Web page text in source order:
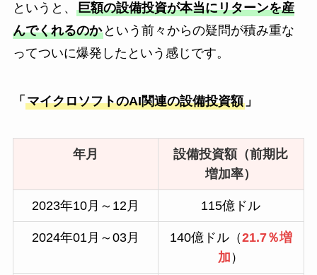
というと、 巨額の設備投資が本当にリターンを産
んでくれるのかという前々からの疑問が積み重な
ってついに爆発したという感じです。
「 マイクロソフトのAI関連の設備投資額」
年月
設備投資額（前期比
増加率）
2023年10月～12月 115億ドル
2024年01月～03月 140億ドル（21.7％増
加 ）